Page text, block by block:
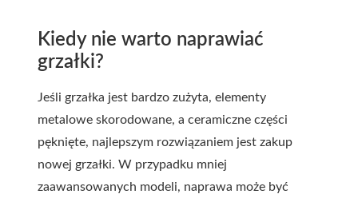
Kiedy nie warto naprawiać
grzałki?
Jeśli grzałka jest bardzo zużyta, elementy
metalowe skorodowane, a ceramiczne części
pęknięte, najlepszym rozwiązaniem jest zakup
nowej grzałki. W przypadku mniej
zaawansowanych modeli, naprawa może być